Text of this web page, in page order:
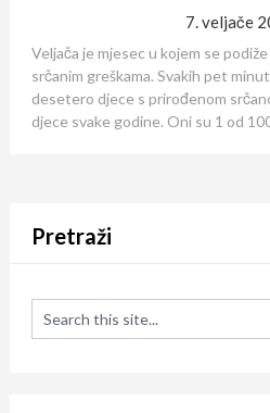
7. veljače
Veljača je mjesec u kojem se
srčanim greškama. Svakih pet
desetero djece s prirođenom
djece svake godine. Oni su 1 od
Pretraži